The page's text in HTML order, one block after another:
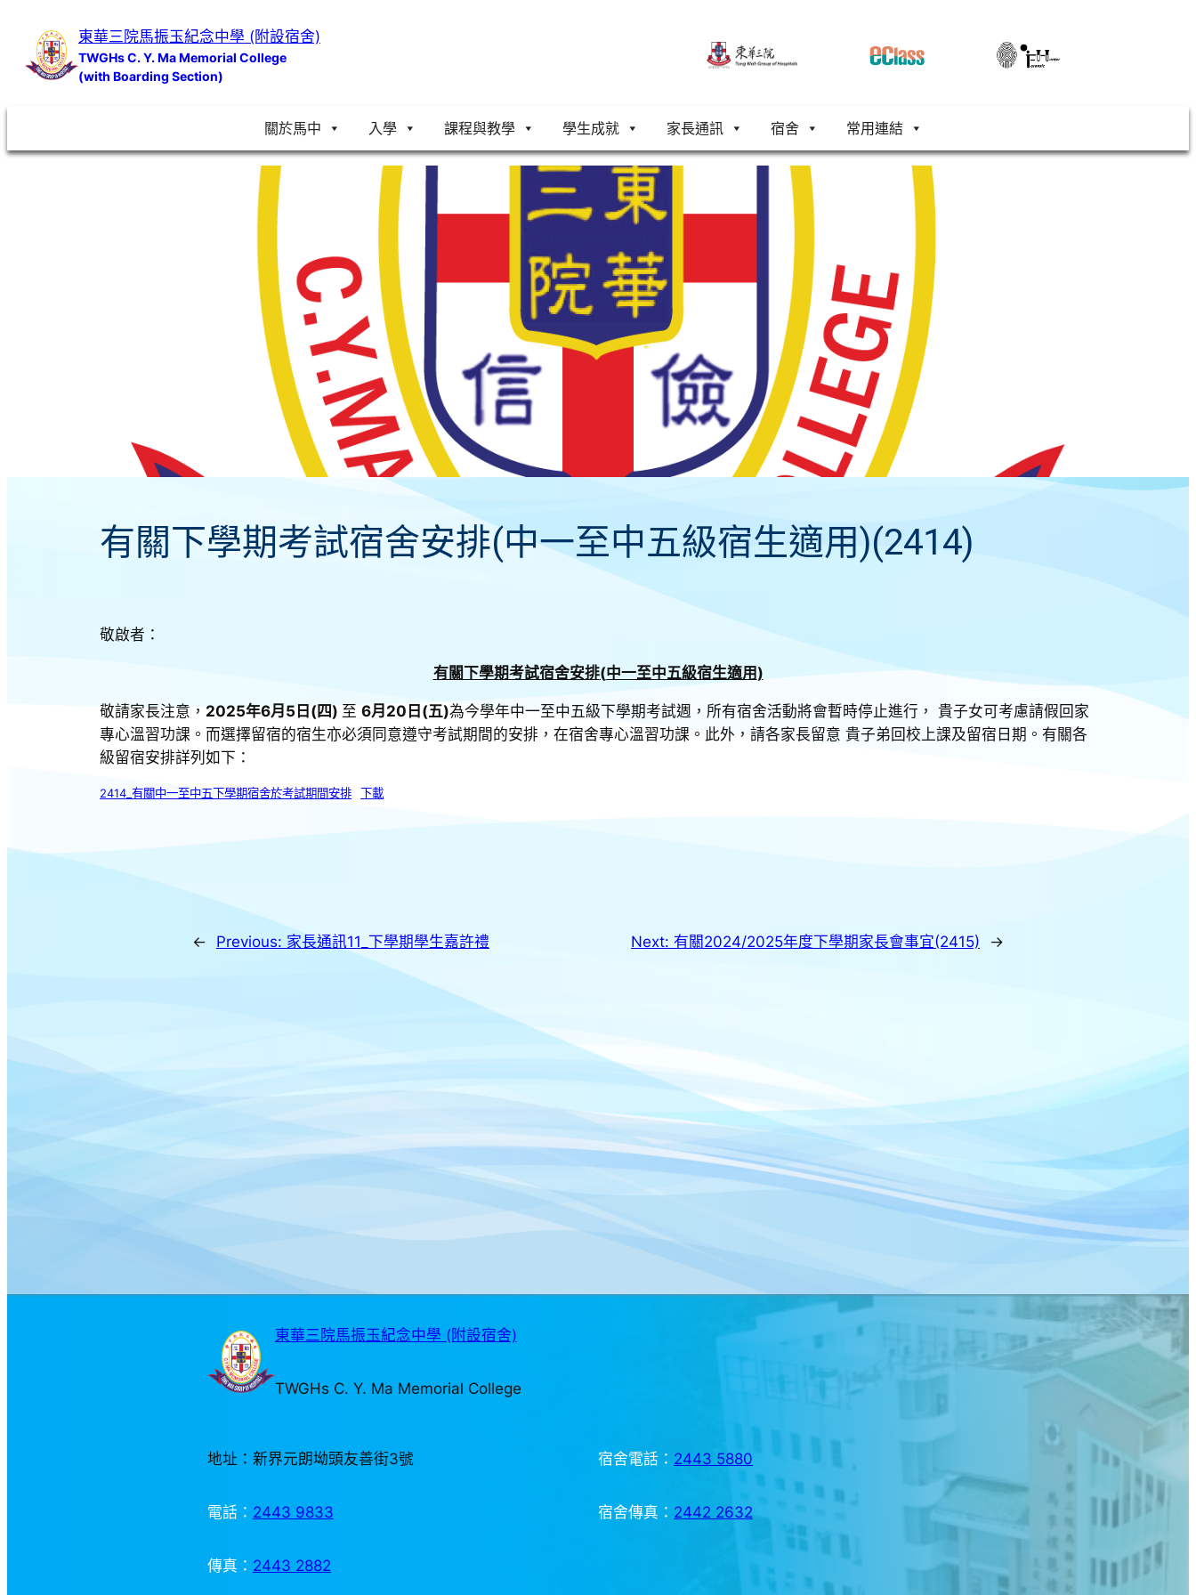
內
東華三院馬振玉紀念中學 (附設宿舍)
TWGHs C. Y. Ma Memorial College
(with Boarding Section)
關於馬中 入學 課程與教學 學生成就 家長通訊 宿舍 常用連結
有關下學期考試宿舍安排(中一至中五級宿生適用)(2414)
敬啟者：
有關下學期考試宿舍安排(中一至中五級宿生適用)
敬請家長注意， 2025年6月5日(四) 至 6月20日(五)為今學年中一至中五級下學期考試週，所有宿舍活動將會暫時停止進行， 貴子女可考慮請假回家
專心溫習功課。而選擇留宿的宿生亦必須同意遵守考試期間的安排，在宿舍專心溫習功課。此外，請各家長留意 貴子弟回校上課及留宿日期。有關各
級留宿安排詳列如下：
2414_有關中一至中五下學期宿舍於考試期間安排 下載
← Previous: 家長通訊11_下學期學生嘉許禮 Next: 有關2024/2025年度下學期家長會事宜(2415) →
東華三院馬振玉紀念中學 (附設宿舍)
TWGHs C. Y. Ma Memorial College
地址：新界元朗坳頭友善街3號
電話： 2443 9833
傳真： 2443 2882
宿舍電話： 2443 5880
宿舍傳真： 2442 2632